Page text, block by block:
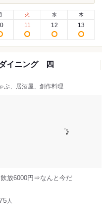
火
11
水
12
木
13
イニング 四
ぶ、居酒屋、創作料理
飲放6000円⇒なんと今だ
人